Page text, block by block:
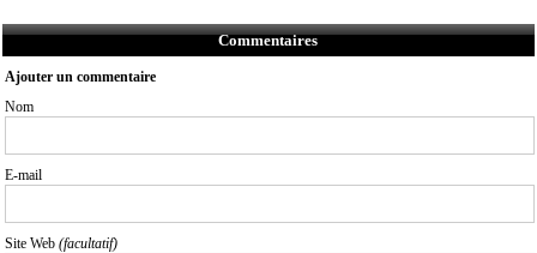
Commentaires
Ajouter un commentaire
Nom
E-mail
Site Web (facultatif)